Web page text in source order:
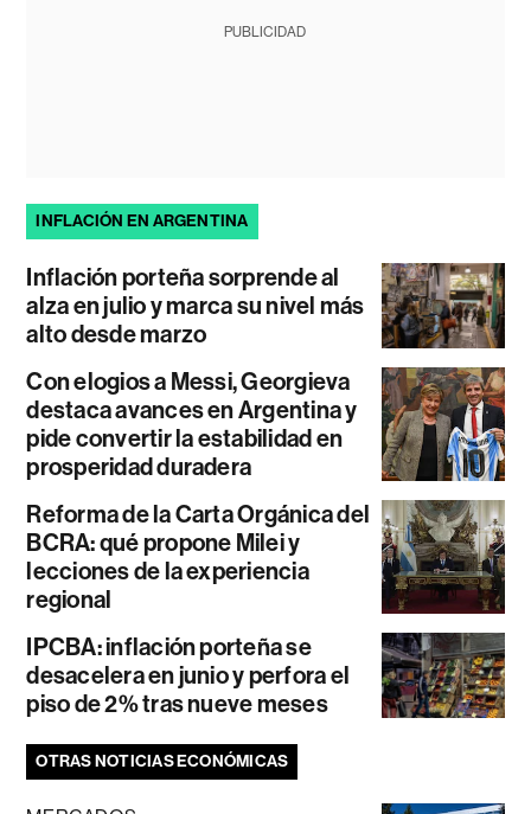
PUBLICIDAD
INFLACIÓN EN ARGENTINA
Inflación porteña sorprende al
alza en julio y marca su nivel más
alto desde marzo
Con elogios a Messi, Georgieva
destaca avances en Argentina y
pide convertir la estabilidad en
prosperidad duradera
Reforma de la Carta Orgánica del
BCRA: qué propone Milei y
lecciones de la experiencia
regional
IPCBA: inflación porteña se
desacelera en junio y perfora el
piso de 2% tras nueve meses
OTRAS NOTICIAS ECONÓMICAS